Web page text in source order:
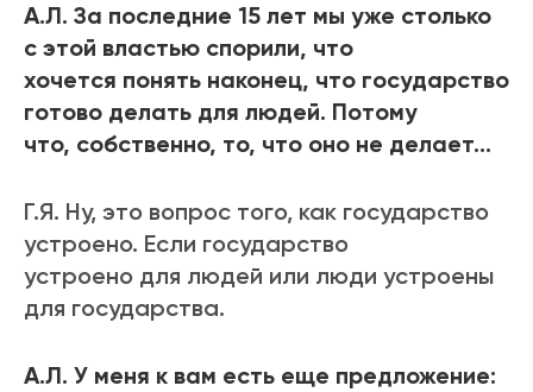
А.Л. За последние 15 лет мы уже столько
с этой властью спорили, что
хочется понять наконец, что государство
готово делать для людей. Потому
что, собственно, то, что оно не делает…
Г.Я. Ну, это вопрос того, как государство
устроено. Если государство
устроено для людей или люди устроены
для государства.
А.Л. У меня к вам есть еще предложение: